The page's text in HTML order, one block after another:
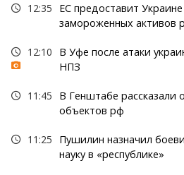
12:35
ЕС предоставит
замороженных активов
12:10
В Уфе после атаки
НПЗ
11:45
В Генштабе рассказали
объектов рф
11:25
Пушилин назначил
науку в «республике»